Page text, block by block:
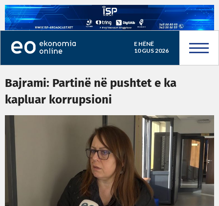
E HËNË
10 GUS 2026
Bajrami: Partinë në pushtet e ka
kapluar korrupsioni